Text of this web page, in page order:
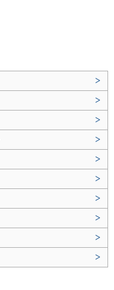
>
>
>
>
>
>
>
>
>
>